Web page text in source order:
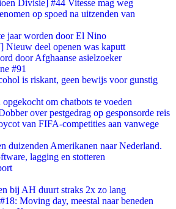
Divisie] #44 Vitesse mag weg
op spoed na uitzenden van
jaar worden door El Nino
Nieuw deel openen was kaputt
door Afghaanse asielzoeker
#91
is riskant, geen bewijs voor gunstig
om chatbots te voeden
over pestgedrag op gesponsorde reis
van FIFA-competities aan vanwege
duizenden Amerikanen naar Nederland.
lagging en stotteren
bij AH duurt straks 2x zo lang
Moving day, meestal naar beneden